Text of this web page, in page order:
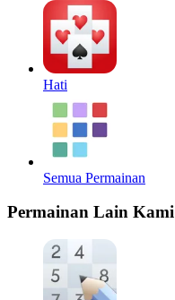
Hati
Semua Permainan
Permainan Lain Kami